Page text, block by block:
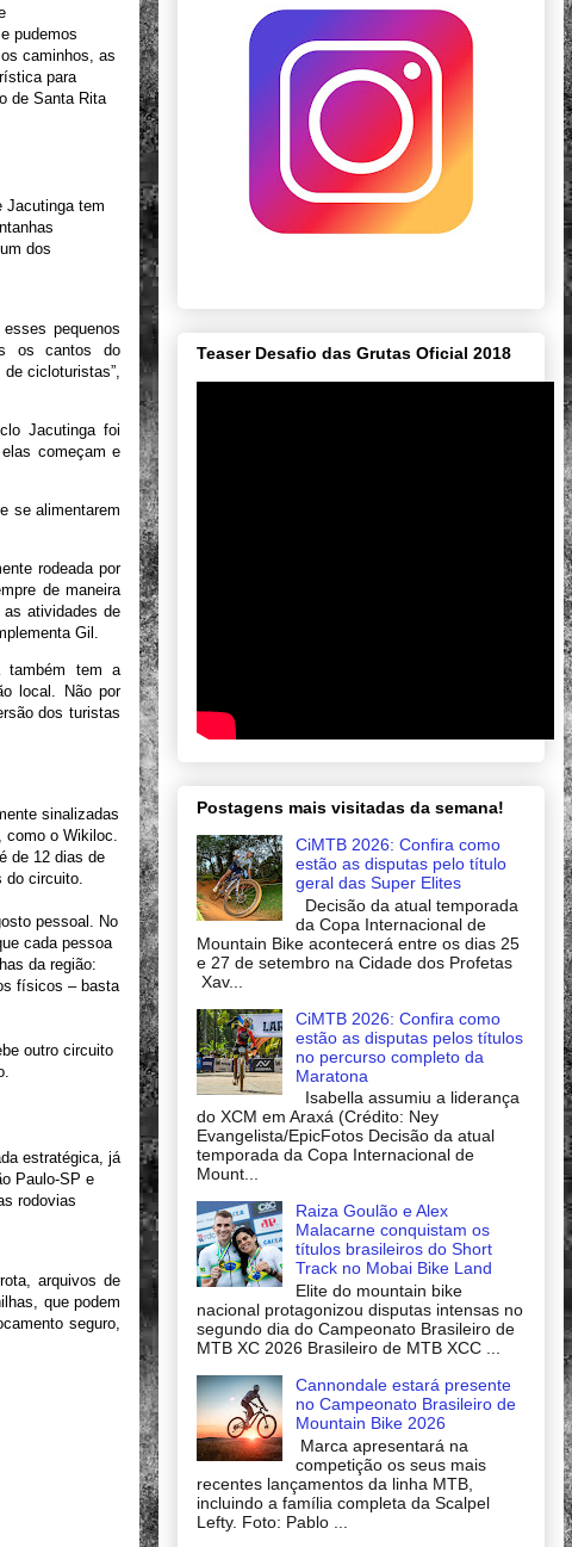
pudemos
caminhos, as
para
de Santa Rita
Jacutinga tem
dos
pequenos
os cantos do
cicloturistas”,
Jacutinga foi
começam e
se alimentarem
rodeada por
de maneira
atividades de
Gil.
também tem a
local. Não por
dos turistas
sinalizadas
como o Wikiloc.
de 12 dias de
do circuito.
pessoal. No
cada pessoa
da região:
físicos – basta
outro circuito
estratégica, já
Paulo-SP e
rodovias
arquivos de
que podem
seguro,
Teaser Desafio das Grutas Oficial 2018
Postagens mais visitadas da semana!
CiMTB 2026: Confira como
estão as disputas pelo título
geral das Super Elites
Decisão da atual temporada
da Copa Internacional de
Mountain Bike acontecerá entre os dias 25
e 27 de setembro na Cidade dos Profetas
Xav...
CiMTB 2026: Confira como
estão as disputas pelos títulos
no percurso completo da
Maratona
Isabella assumiu a liderança
do XCM em Araxá (Crédito: Ney
Evangelista/EpicFotos Decisão da atual
temporada da Copa Internacional de
Mount...
Raiza Goulão e Alex
Malacarne conquistam os
títulos brasileiros do Short
Track no Mobai Bike Land
Elite do mountain bike
nacional protagonizou disputas intensas no
segundo dia do Campeonato Brasileiro de
MTB XC 2026 Brasileiro de MTB XCC ...
Cannondale estará presente
no Campeonato Brasileiro de
Mountain Bike 2026
Marca apresentará na
competição os seus mais
recentes lançamentos da linha MTB,
incluindo a família completa da Scalpel
Lefty. Foto: Pablo ...